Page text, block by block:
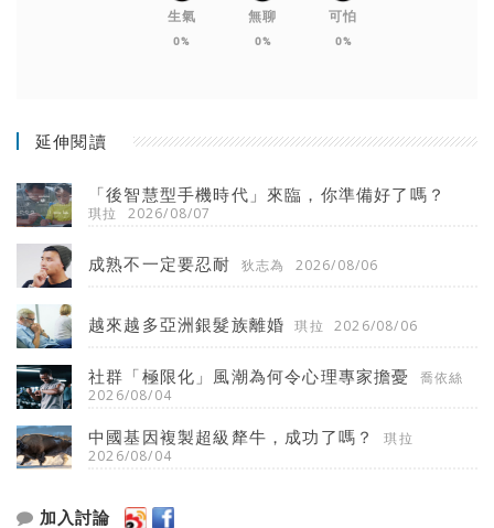
生氣
0%
無聊
0%
可怕
0%
延伸閱讀
「後智慧型手機時代」來臨，你準備好了嗎？
琪拉 2026/08/07
成熟不一定要忍耐 狄志為 2026/08/06
越來越多亞洲銀髮族離婚 琪拉 2026/08/06
社群「極限化」風潮為何令心理專家擔憂
喬依絲
2026/08/04
中國基因複製超級犛牛，成功了嗎？
琪拉
2026/08/04
加入討論